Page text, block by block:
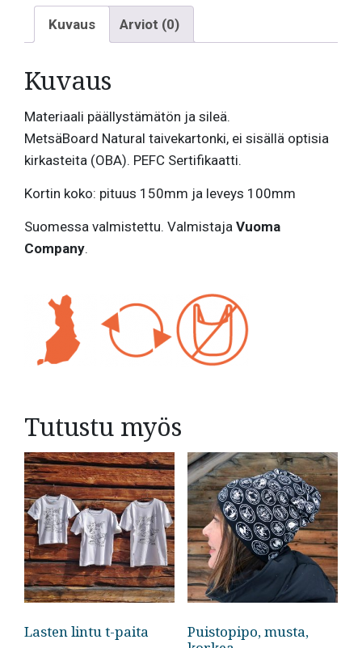
Kuvaus Arviot (0)
Kuvaus
Materiaali päällystämätön ja sileä.
MetsäBoard Natural taivekartonki, ei sisällä optisia
kirkasteita (OBA). PEFC Sertifikaatti.
Kortin koko: pituus 150mm ja leveys 100mm
Suomessa valmistettu. Valmistaja Vuoma
Company.
Tutustu myös
Lasten lintu t-paita
Puistopipo, musta,